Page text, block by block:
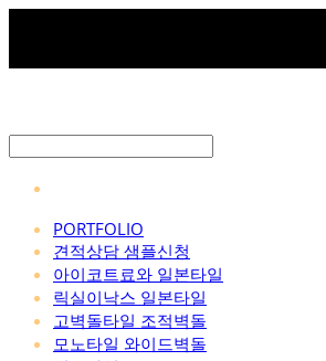
PORTFOLIO
견적상담 샘플신청
아이코트료와 일본타일
릭실이낙스 일본타일
고벽돌타일 조적벽돌
모노타일 와이드벽돌